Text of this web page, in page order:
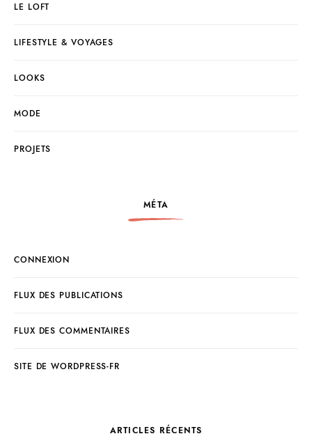
LE LOFT
LIFESTYLE & VOYAGES
LOOKS
MODE
PROJETS
MÉTA
CONNEXION
FLUX DES PUBLICATIONS
FLUX DES COMMENTAIRES
SITE DE WORDPRESS-FR
ARTICLES RÉCENTS